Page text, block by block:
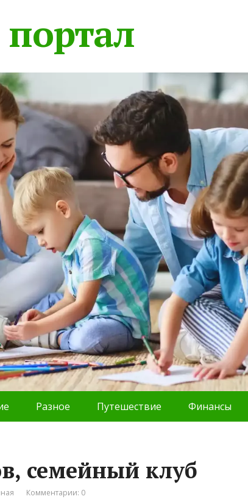
Разное Путешествие Финансы
семейный клуб
Комментарии: 0